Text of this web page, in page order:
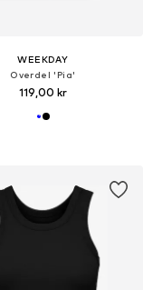
WEEKDAY
Overdel 'Pia'
119,00 kr